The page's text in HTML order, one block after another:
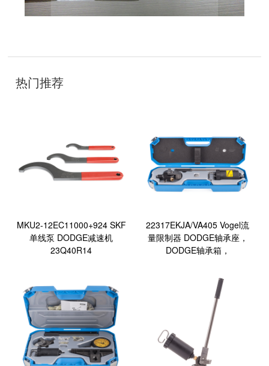
技
开热门推荐
MKU2-12EC11000+924 SKF
单线泵 DODGE减速机
23Q40R14
22317EKJA/VA405 Vogel流
量限制器 DODGE轴承座，
DODGE轴承箱，